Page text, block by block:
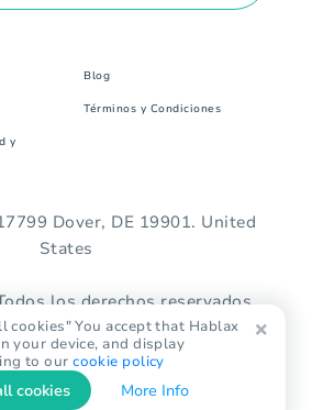
Blog
Términos y Condiciones
y
Dover, DE 19901. United
States
los derechos reservados.
cookies" You accept that Hablax
your device, and display
to ourcookie policy
cookies More Info